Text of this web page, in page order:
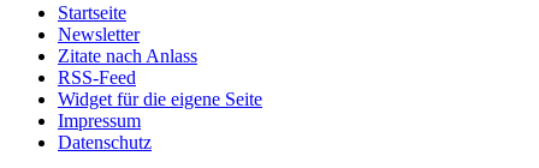
Startseite
Newsletter
Zitate nach Anlass
RSS-Feed
Widget für die eigene Seite
Impressum
Datenschutz